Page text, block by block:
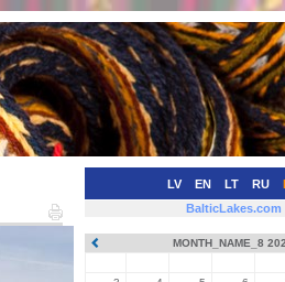
LV EN LT RU
BalticLakes.com
MONTH_NAME_8